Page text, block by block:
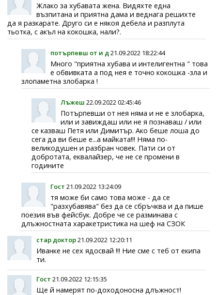
Жлако за хубавата жена. Видяхте една
възпитана и приятна дама и веднага решихте
да я разкарате. Друго си е някоя дебела и разплута
тьотка, с акъл на кокошка, нали?.
потърпевш от и д21.09.2022 18:22:44
Много "приятна хубава и интелигентна " това
е обвивката а под нея е точно кокошка -зла и
злопаметна злобарка !
Лъжеш 22.09.2022 02:45:46
Потърпевши от нея няма и не е злобарка,
или и завиждаш или не я познаваш / или
се казваш Петя или Димитър. Ако беше лоша до
сега да ви беше е...а майката!!! Няма по-
великодушен и разбран човек. Пати си от
добротата, еквалайзер, че не се промени в
годините
Гост 21.09.2022 13:24:09
тя може би само това може - да се
"разхубавява" без да се сбръчква и да пише
поезия във фейсбук. Добре че се разминава с
длъжностната харакетристика на шеф на СЗОК
стар доктор21.09.2022 12:20:11
Иванке не сех ядосвай !!! Ние сме с теб от екипа
ти.
Гост 21.09.2022 12:15:35
Ще й намерят по-доходоносна длъжност!